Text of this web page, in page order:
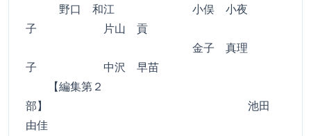
野口 和江 小俣 小夜
子 片山 貢
金子 真理
子 中沢 早苗
【編集第２
部】 池田
由佳